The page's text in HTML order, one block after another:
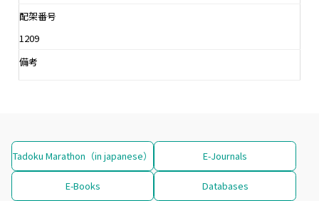
配架番号
1209
備考
Tadoku Marathon（in japanese） E-Journals
E-Books Databases